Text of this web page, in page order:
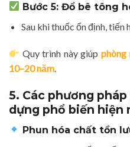
Bước 5: Đổ bê tông
Sau khi thuốc ổn định, tiến
Quy trình này giúpphòng
10–20 năm.
5. Các phương
dựng phổ biến hiện
Phun hóa chất tồn